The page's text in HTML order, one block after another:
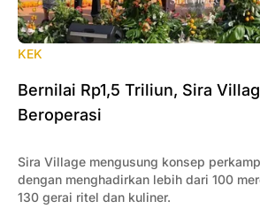
KEK
Bernilai Rp1,5 Triliun, Sira
Beroperasi
Sira Village mengusung konsep
dengan menghadirkan lebih dari 100
130 gerai ritel dan kuliner.